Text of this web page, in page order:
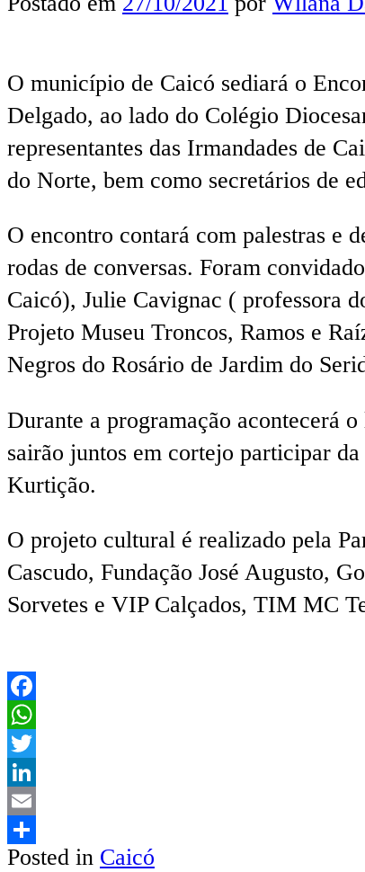
O município de Caicó sediará o
Delgado, ao lado do Colégio
representantes das Irmandades de
do Norte, bem como secretários de
O encontro contará com palestras e
rodas de conversas. Foram
Caicó), Julie Cavignac ( professora
Projeto Museu Troncos, Ramos e
Negros do Rosário de Jardim do
Durante a programação acontecerá
sairão juntos em cortejo participar
Kurtição.
O projeto cultural é realizado pela
Cascudo, Fundação José Augusto,
Sorvetes e VIP Calçados, TIM MC
Facebook
WhatsApp
Twitter
LinkedIn
Email
Share
Posted in Caicó